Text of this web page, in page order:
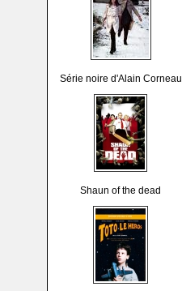
Série noire d'Alain Corneau
Shaun of the dead